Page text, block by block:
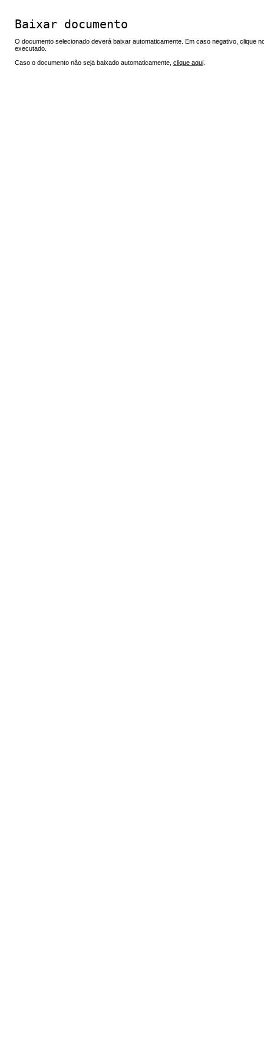
Baixar documento
O documento selecionado deverá baixar automaticamente. Em caso negativo, clique
executado.
Caso o documento não seja baixado automaticamente, clique aqui.